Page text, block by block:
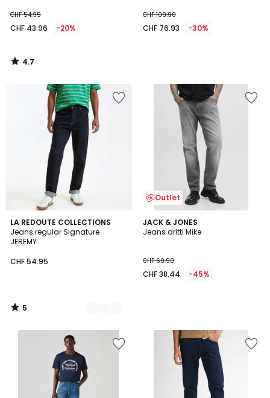
CHF 54.95
CHF 43.96 -20%
4.7
/
CHF 109.90
CHF 76.93 -30%
LA REDOUTE COLLECTIONS
Jeans regular Signature
JEREMY
CHF 54.95
5
/
5
4
Colori
5
/
Outlet
JACK & JONES
Jeans dritti Mike
CHF 69.90
CHF 38.44 -45%